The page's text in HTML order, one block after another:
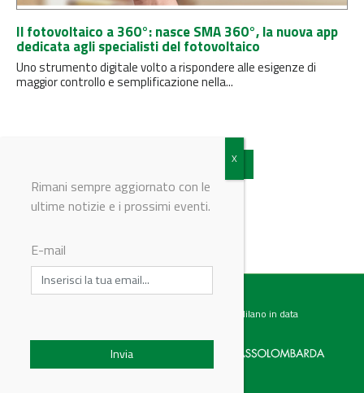
Il fotovoltaico a 360°: nasce SMA 360°, la nuova app
dedicata agli specialisti del fotovoltaico
Uno strumento digitale volto a rispondere alle esigenze di
maggior controllo e semplificazione nella...
Vedi tutti gli articoli
Testata giornalistica registrata presso il Tribunale di Milano in data
Rimani sempre aggiornato con le
ultime notizie e i prossimi eventi.
E-mail